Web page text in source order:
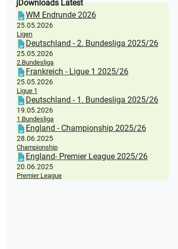
jDownloads Latest
WM Endrunde 2026
25.05.2026
Ligen
Deutschland - 2. Bundesliga 2025/26
25.05.2026
2.Bundesliga
Frankreich - Ligue 1 2025/26
25.05.2026
Ligue 1
Deutschland - 1. Bundesliga 2025/26
19.05.2026
1.Bundesliga
England - Championship 2025/26
28.06.2025
Championship
England- Premier League 2025/26
20.06.2025
Premier League